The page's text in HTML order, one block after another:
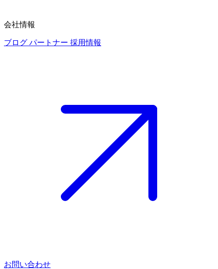
会社情報
ブログ パートナー 採用情報
お問い合わせ